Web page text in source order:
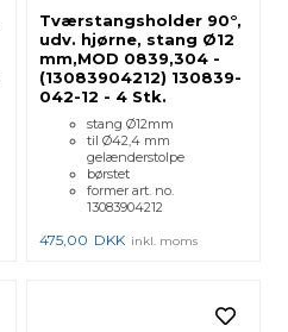
Tværstangsholder 90°,
udv. hjørne, stang Ø12
mm,MOD 0839,304 -
(13083904212) 130839-
042-12 - 4 Stk.
stang Ø12mm
til Ø42,4 mm
gelænderstolpe
børstet
former art. no.
13083904212
475,00 DKK inkl. moms